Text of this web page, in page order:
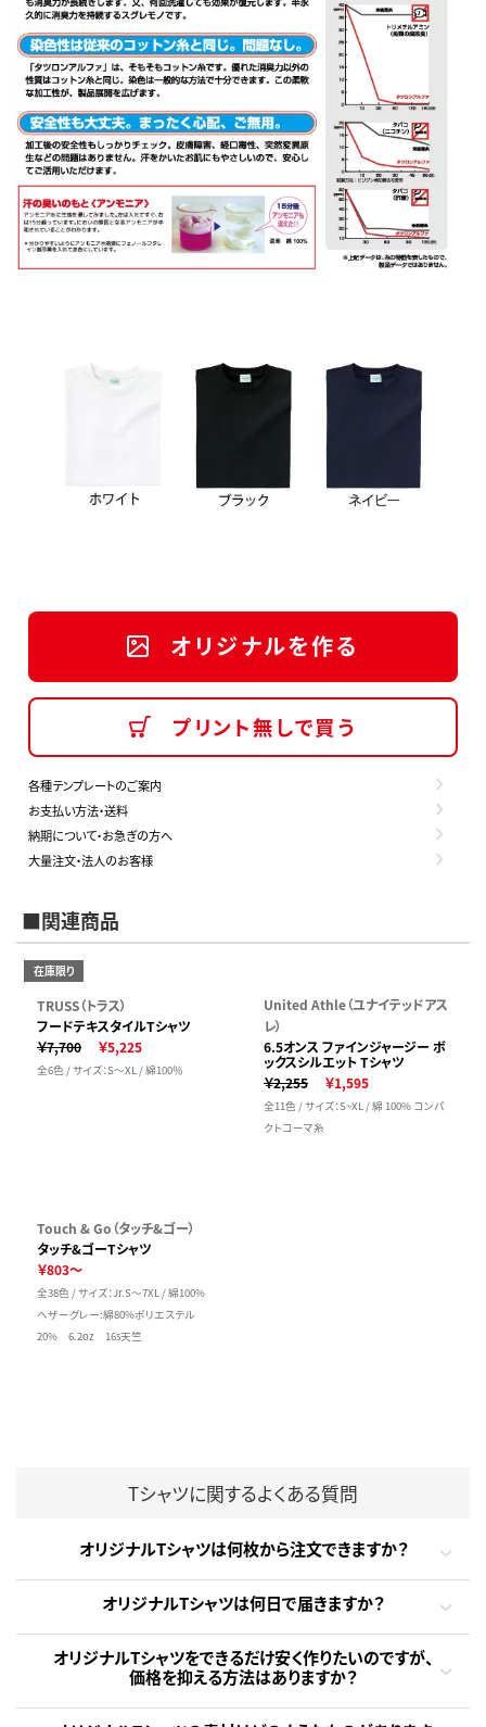
オリジナルを作る
プリント無しで買う
各種テンプレートのご案内
お支払い方法・送料
納期について・お急ぎの方へ
大量注文・法人のお客様
■関連商品
在庫限り
TRUSS（トラス）
フードテキスタイルTシャツ
￥7,700
￥5,225
全6色 / サイズ：S～XL / 綿100％
United Athle（ユナイテッドアス
レ）
6.5オンス ファインジャージー ボ
ックスシルエット Tシャツ
￥2,255
￥1,595
全11色 / サイズ：S~XL / 綿 100% コンパ
クトコーマ糸
Touch & Go（タッチ&ゴー）
タッチ&ゴーTシャツ
￥803～
全38色 / サイズ：Jr.S～7XL / 綿100%
ヘザーグレー:綿80%ポリエステル
20% 6.2oz 16s天竺
Tシャツに関するよくある質問
オリジナルTシャツは何枚から注文できますか？
オリジナルTシャツは何日で届きますか？
オリジナルTシャツをできるだけ安く作りたいのですが、
価格を抑える方法はありますか？